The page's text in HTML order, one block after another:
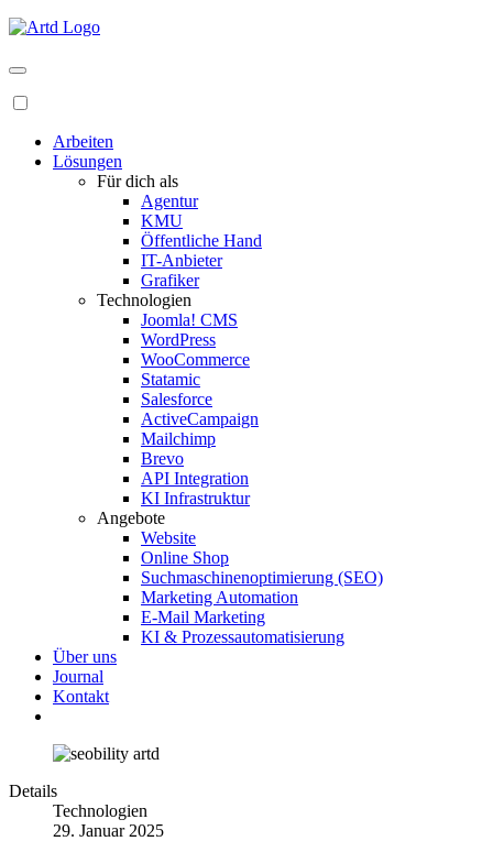
Arbeiten
Lösungen
Für dich als
Agentur
KMU
Öffentliche Hand
IT-Anbieter
Grafiker
Technologien
Joomla! CMS
WordPress
WooCommerce
Statamic
Salesforce
ActiveCampaign
Mailchimp
Brevo
API Integration
KI Infrastruktur
Angebote
Website
Online Shop
Suchmaschinenoptimierung (SEO)
Marketing Automation
E-Mail Marketing
KI & Prozessautomatisierung
Über uns
Journal
Kontakt
Details
Technologien
29. Januar 2025